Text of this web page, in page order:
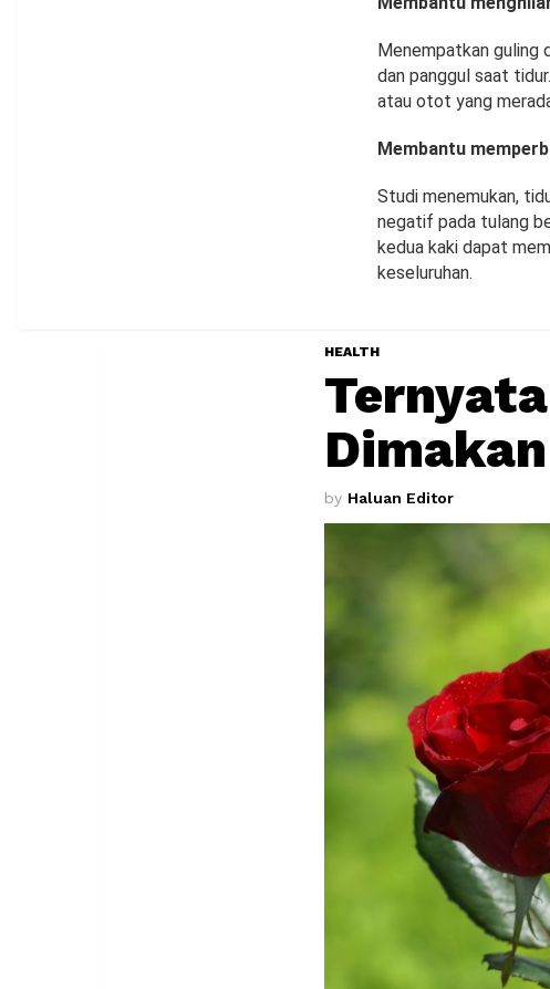
Menempatkan guling
dan panggul saat
atau otot yang
Membantu
Studi menemukan,
negatif pada tulang
kedua kaki dapat
keseluruhan.
HEALTH
by Haluan Editor